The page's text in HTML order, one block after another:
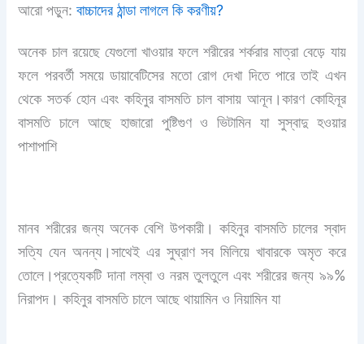
আরো পড়ুন:বাচ্চাদের ঠান্ডা লাগলে কি করণীয়?
অনেক চাল রয়েছে যেগুলো খাওয়ার ফলে শরীরের শর্করার মাত্রা বেড়ে যায়
ফলে পরবর্তী সময়ে ডায়াবেটিসের মতো রোগ দেখা দিতে পারেতাই এখন
থেকে সতর্ক হোন এবং কহিনুর বাসমতি চাল বাসায় আনূন।কারণ কোহিনূর
বাসমতি চালে আছে হাজারো পুষ্টিগুণ ও ভিটামিন যা সুস্বাদু হওয়ার
পাশাপাশি
মানব শরীরের জন্য অনেক বেশি উপকারী। কহিনুর বাসমতি চালের স্বাদ
সত্যি যেন অনন্য।সাথেই এর সুঘ্রাণ সব মিলিয়ে খাবারকে অমৃত করে
তোলে।প্রত্যেকটি দানা লম্বা ও নরম তুলতুলে এবং শরীরের জন্য ৯৯%
নিরাপদ। কহিনুর বাসমতি চালে আছে থায়ামিন ও নিয়ামিন যা